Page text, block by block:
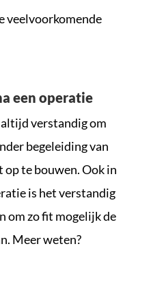
veelvoorkomende
een operatie
verstandig om
begeleiding van
te bouwen. Ook in
is het verstandig
om zo fit mogelijk de
Meer weten?